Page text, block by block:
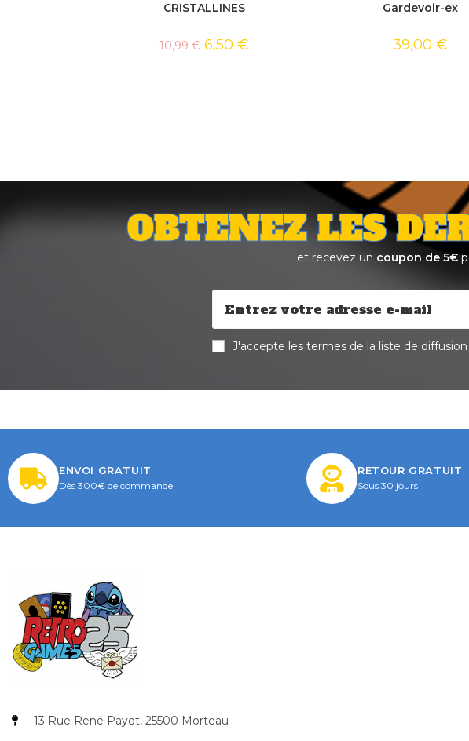
CRISTALLINES
10,99€ 6,50 €
Gardevoir-ex
39,00 €
OBTENEZ LES
et recevez un coupon de 5€
J'accepte les termes de la liste de diffusion
ENVOI GRATUIT
Dès 300€ de commande
RETOUR GRATUIT
Sous 30 jours
13 Rue René Payot, 25500 Morteau